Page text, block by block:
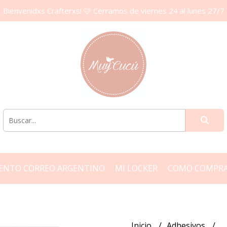
Bienvenidxs Crafterxs! 🩷 Cerramos de viernes 24 al lunes 27/7
CORREO ARGENTINO MI LOCKER COMO